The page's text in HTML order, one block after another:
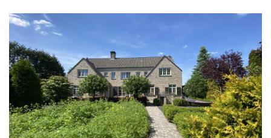
Natuurgebieden
De Grensvallei
Partner worden
Inloggen